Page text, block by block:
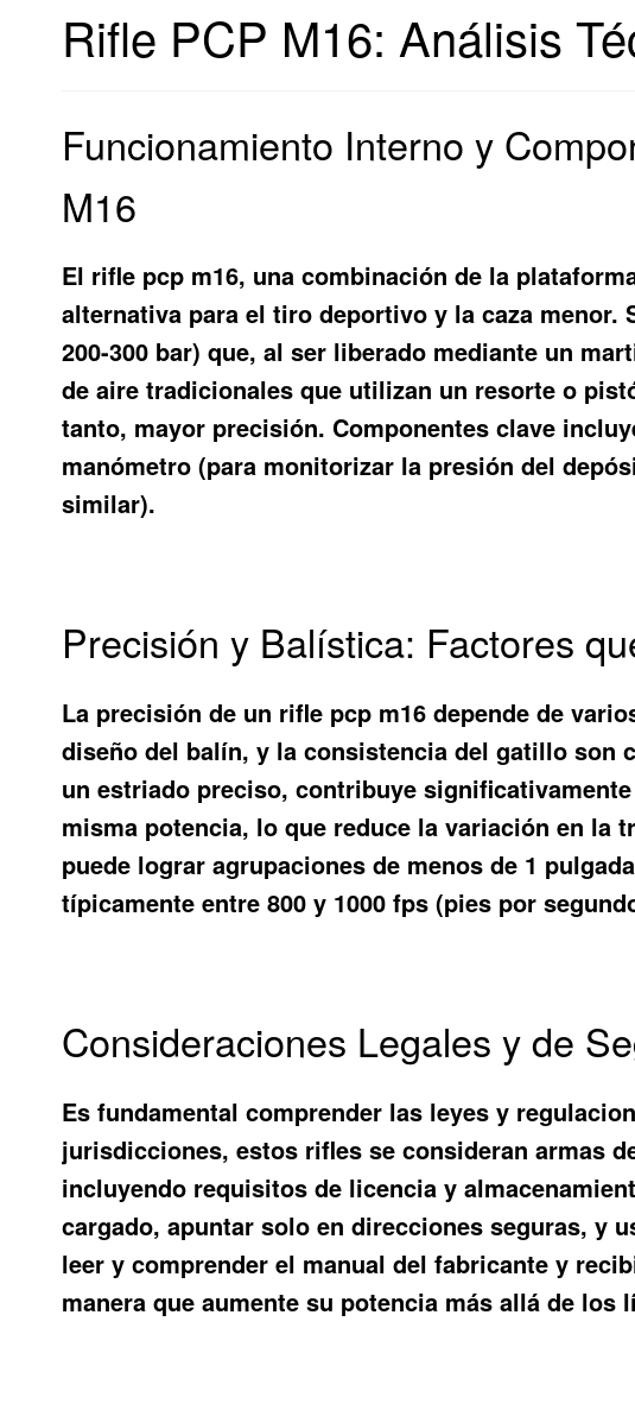
Rifle PCP M16: Análisis
Funcionamiento Interno y
M16
El rifle pcp m16, una combinación de la
alternativa para el tiro deportivo y la caza
200-300 bar) que, al ser liberado mediante un
de aire tradicionales que utilizan un resorte o
tanto, mayor precisión. Componentes clave
manómetro (para monitorizar la presión del
similar).
Precisión y Balística: Factores
La precisión de un rifle pcp m16 depende de
diseño del balín, y la consistencia del gatillo son
un estriado preciso, contribuye
misma potencia, lo que reduce la variación en la
puede lograr agrupaciones de menos de 1
típicamente entre 800 y 1000 fps (pies por
Consideraciones Legales y de
Es fundamental comprender las leyes y
jurisdicciones, estos rifles se consideran armas
incluyendo requisitos de licencia y
cargado, apuntar solo en direcciones seguras, y
leer y comprender el manual del fabricante y
manera que aumente su potencia más allá de los